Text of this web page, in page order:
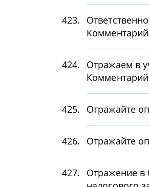
423.
Комментарий
424.
Отражаем в
Комментарий
425. Отражайте
426. Отражайте
427.
Отражение в